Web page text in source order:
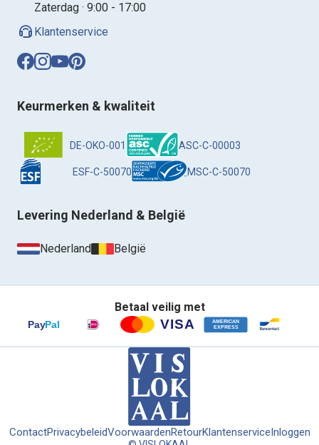
Zaterdag · 9:00 - 17:00
Klantenservice
Keurmerken & kwaliteit
DE-OKO-001 ASC-C-00003
ESF-C-50070 MSC-C-50070
Levering Nederland & België
Nederland België
Betaal veilig met
ContactPrivacybeleidVoorwaardenRetourKlantenservice Inloggen